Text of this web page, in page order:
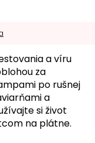
a víru
za
po rušnej
a
si život
na plátne.